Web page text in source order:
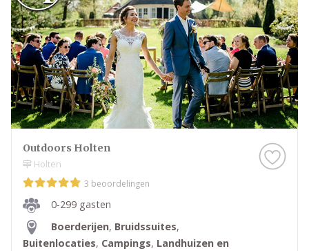
Outdoors Holten
Holten
3 beoordelingen
0-299 gasten
Boerderijen, Bruidssuites,
Buitenlocaties, Campings, Landhuizen en